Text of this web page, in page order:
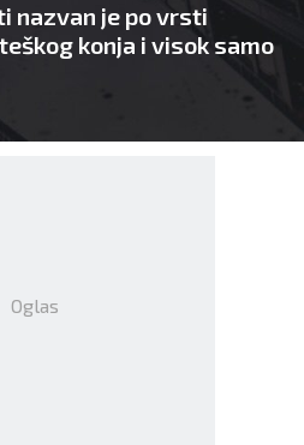
nazvan je po vrsti
konja i visok samo
Oglas